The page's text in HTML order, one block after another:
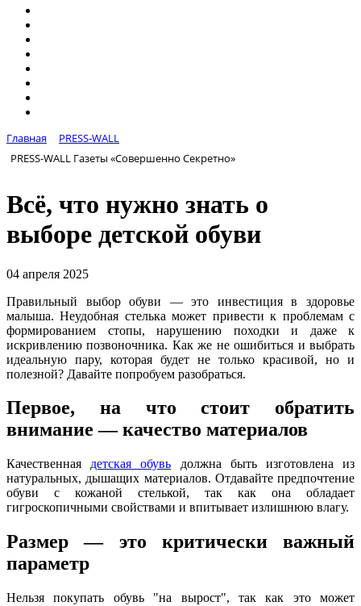
Главная
PRESS-WALL
PRESS-WALL Газеты «Совершенно Секретно»
Всё, что нужно знать о
выборе детской обуви
04 апреля 2025
Правильный выбор обуви — это инвестиция в здоровье
малыша. Неудобная стелька может привести к проблемам с
формированием стопы, нарушению походки и даже к
искривлению позвоночника. Как же не ошибиться и выбрать
идеальную пару, которая будет не только красивой, но и
полезной? Давайте попробуем разобраться.
Первое, на что стоит обратить
внимание — качество материалов
Качественная детская обувь должна быть изготовлена из
натуральных, дышащих материалов. Отдавайте предпочтение
обуви с кожаной стелькой, так как она обладает
гигроскопичными свойствами и впитывает излишнюю влагу.
Размер — это критически важный
параметр
Нельзя покупать обувь "на вырост", так как это может